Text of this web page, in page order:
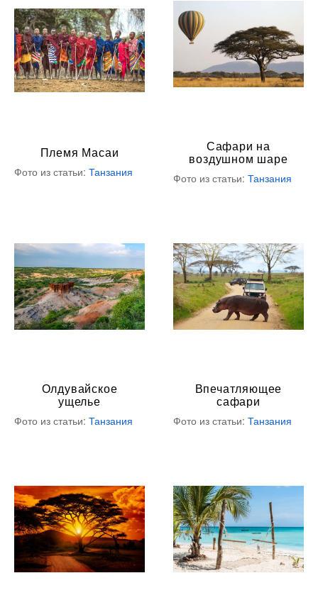
Племя Масаи
Фото из статьи: Танзания
Сафари на
воздушном шаре
Фото из статьи: Танзания
Олдувайское
ущелье
Фото из статьи: Танзания
Впечатляющее
сафари
Фото из статьи: Танзания